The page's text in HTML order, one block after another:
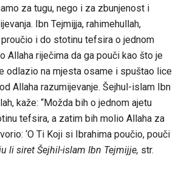
za tugu, nego i za zbunjenost i
Ibn Tejmijja, rahimehullah,
i do stotinu tefsira o jednom
Allaha riječima da ga pouči kao što je
odlazio na mjesta osame i spuštao lice
Allaha razumijevanje. Šejhul-islam Ibn
kaže: “Možda bih o jednom ajetu
tefsira, a zatim bih molio Allaha za
‘O Ti Koji si Ibrahima poučio, pouči
li siret Šejhil-islam Ibn Tejmijje, str.